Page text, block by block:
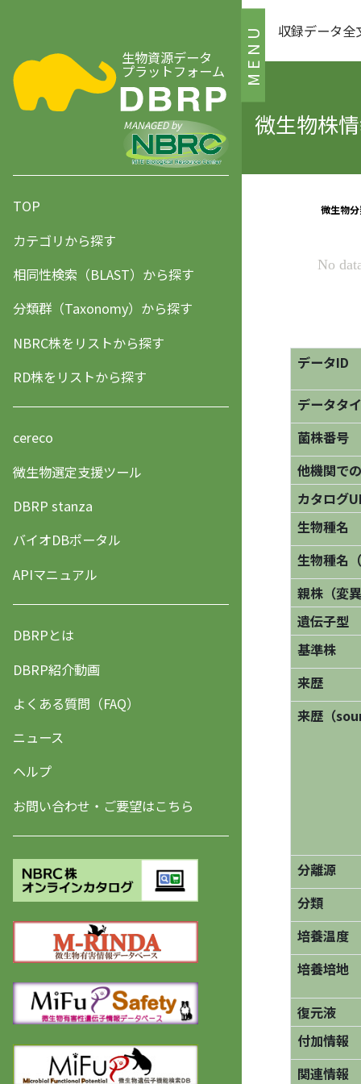
MENU
生物資源データ
プラットフォーム
MANAGED by
TOP
カテゴリから探す
相同性検索（BLAST）から探す
分類群（Taxonomy）から探す
NBRC株をリストから探す
RD株をリストから探す
cereco
微生物選定支援ツール
DBRP stanza
バイオDBポータル
APIマニュアル
DBRPとは
DBRP紹介動画
よくある質問（FAQ）
ニュース
ヘルプ
お問い合わせ・ご要望はこちら
収録データ全
微生物株
データID
データタ
菌株番号
他機関で
カタログ
生物種名
生物種名
親株（変
遺伝子型
基準株
来歴
来歴（
分離源
分類
培養温度
培養培地
復元液
付加情報
関連情報